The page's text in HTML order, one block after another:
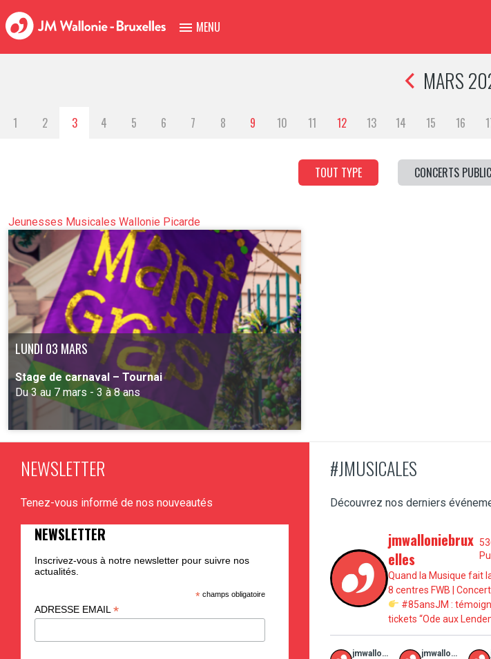
MENU
MARS
1 2 3 4 5 6 7 8 9 10 11 12 13 14 15 16
TOUT TYPE CONCERTS
Jeunesses Musicales Wallonie Picarde
LUNDI 03 MARS
Stage de carnaval – Tournai
Du 3 au 7 mars - 3 à 8 ans
NEWSLETTER
Tenez-vous informé de nos nouveautés
NEWSLETTER
Inscrivez-vous à notre newsletter pour suivre nos
actualités.
* champs obligatoire
ADRESSE EMAIL *
#JMUSICALES
Découvrez nos derniers
jmwalloniebrux
elles
Quand la Musique fait
8 centres FWB |
#85ansJM :
tickets “Ode aux
jmwalloniebruxelles jmwalloniebruxelles